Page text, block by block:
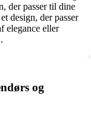
der passer til dine
design, der passer
elegance eller
og